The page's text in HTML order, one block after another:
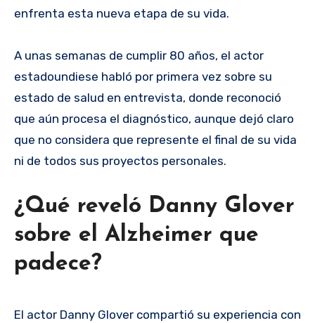
enfrenta esta nueva etapa de su vida.
A unas semanas de cumplir 80 años, el actor
estadoundiese habló por primera vez sobre su
estado de salud en entrevista, donde reconoció
que aún procesa el diagnóstico, aunque dejó claro
que no considera que represente el final de su vida
ni de todos sus proyectos personales.
¿Qué reveló Danny Glover
sobre el Alzheimer que
padece?
El actor Danny Glover compartió su experiencia con